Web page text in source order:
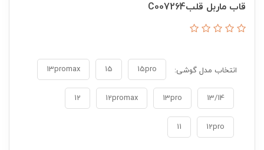
قاب ماربل قلبC007264
انتخاب مدل گوشی: 15pro
15
13promax
13/14
13pro
12promax
12
12pro
11